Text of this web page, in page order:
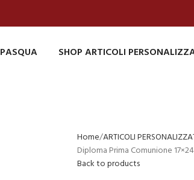
PASQUA SHOP ARTICOLI
Home ARTICOLI
Diploma Prima Comunione
Back to products